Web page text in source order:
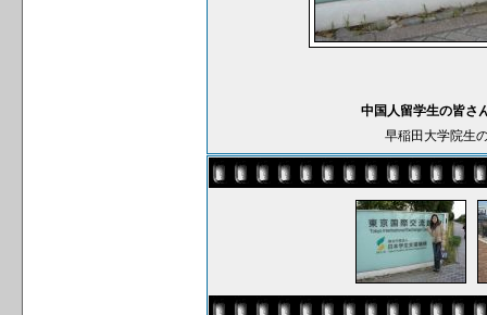
中国人留学生の皆さ
早稲田大学院生